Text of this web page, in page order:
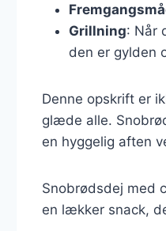
Grillning: Når
den er gylden
Denne opskrift er
glæde alle.
en hyggelig aften
Snobrødsdej med
en lækker snack,